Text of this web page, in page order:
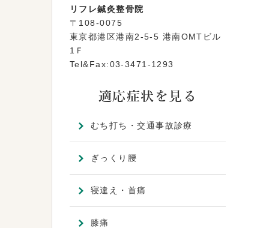
リフレ鍼灸整骨院
〒108-0075
東京都港区港南2-5-5 港南OMTビル
1Ｆ
Tel&Fax:03-3471-1293
適応症状を見る
むち打ち・交通事故診療
ぎっくり腰
寝違え・首痛
膝痛